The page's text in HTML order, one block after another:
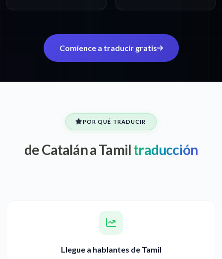
Comience a traducir gratis
POR QUÉ TRADUCIR
de Catalán a Tamiltraducción
Llegue a hablantes de Tamil